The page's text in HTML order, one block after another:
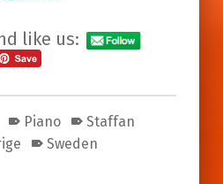
like us:
Piano
Staffan
Sweden